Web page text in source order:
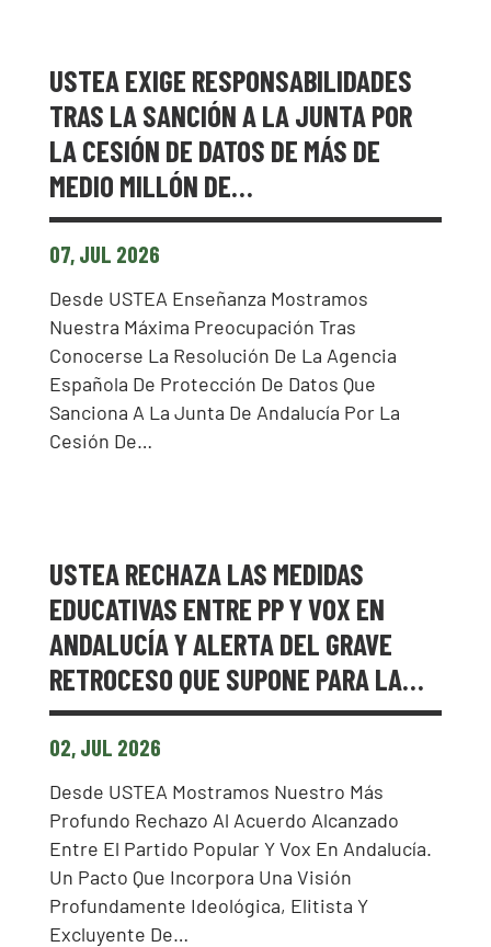
USTEA EXIGE RESPONSABILIDADES
TRAS LA SANCIÓN A LA JUNTA POR
LA CESIÓN DE DATOS DE MÁS DE
MEDIO MILLÓN DE…
07, JUL 2026
Desde USTEA Enseñanza Mostramos
Nuestra Máxima Preocupación Tras
Conocerse La Resolución De La Agencia
Española De Protección De Datos Que
Sanciona A La Junta De Andalucía Por La
Cesión De…
USTEA RECHAZA LAS MEDIDAS
EDUCATIVAS ENTRE PP Y VOX EN
ANDALUCÍA Y ALERTA DEL GRAVE
RETROCESO QUE SUPONE PARA LA…
02, JUL 2026
Desde USTEA Mostramos Nuestro Más
Profundo Rechazo Al Acuerdo Alcanzado
Entre El Partido Popular Y Vox En Andalucía.
Un Pacto Que Incorpora Una Visión
Profundamente Ideológica, Elitista Y
Excluyente De…